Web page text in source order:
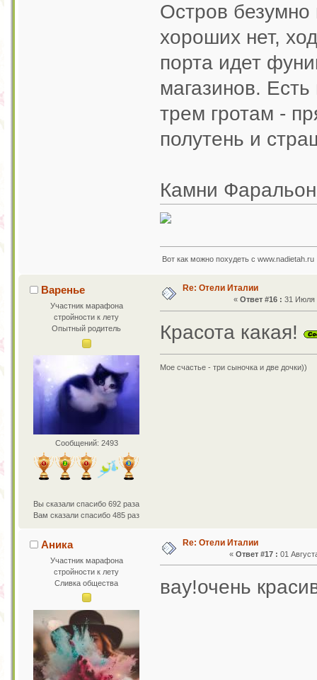
Остров
хороших нет,
порта идет
магазинов. Есть
трем гротам -
полутень и
Камни
Вот как можно похудеть с www.nadietah.ru
Варенье
Участник марафона
стройности к лету
Опытный родитель
Сообщений: 2493
Вы сказали спасибо 692 раза
Вам сказали спасибо 485 раз
Re: Отели Италии
« Ответ #16 : 31 Июля
Красота какая!
Мое счастье - три сыночка и две дочки))
Аника
Участник марафона
стройности к лету
Сливка общества
Re: Отели Италии
« Ответ #17 : 01
вау!очень